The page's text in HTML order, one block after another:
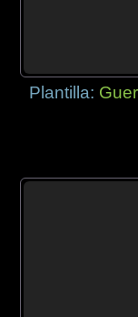
Plantilla: